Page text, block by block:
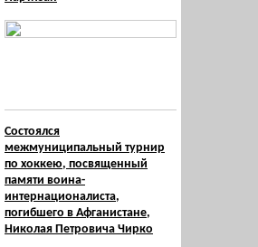
Состоялся
межмуниципальный турнир
по хоккею, посвященный
памяти воина-
интернационалиста,
погибшего в Афганистане,
Николая Петровича Чирко